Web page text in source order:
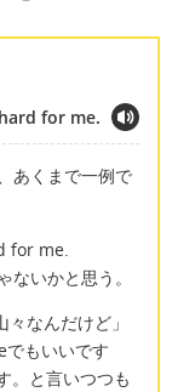
for me.
あくまで一例で
for me.
いかと思う。
なんだけど」
でもいいです
。と言いつつも